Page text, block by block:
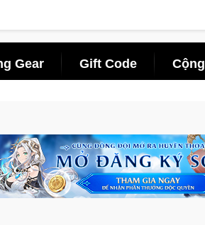
Gear Gift Code
đưa bom tấn săn thú sinh tồn lên di động